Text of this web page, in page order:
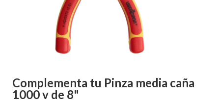
Complementa tu Pinza media caña
1000 v de 8"